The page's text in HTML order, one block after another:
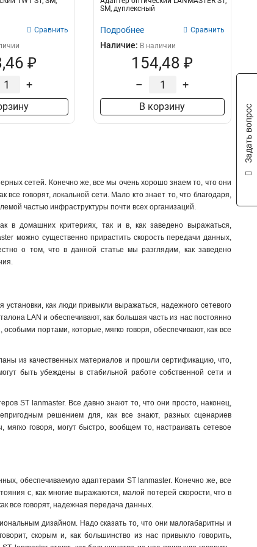
Сравнить
₽
+
SM, дуплексный
Подробнее Сравнить
Наличие: В наличии
154,48 ₽
– +
В корзину
сетей. Конечно же, все мы очень хорошо знаем то, что они
говорят, локальной сети. Мало кто знает то, что благодаря,
частью инфраструктуры почти всех организаций.
в домашних критериях, так и в, как заведено выражаться,
можно существенно прирастить скорость передачи данных,
о том, что в данной статье мы разглядим, как заведено
как люди привыкли выражаться, надежного сетевого
LAN и обеспечивают, как большая часть из нас постоянно
портами, которые, мягко говоря, обеспечивают, как все
из качественных материалов и прошли сертификацию, что,
быть убеждены в стабильной работе собственной сети и
ST lanmaster. Все давно знают то, что они просто, наконец,
решением для, как все знают, разных сценариев
говоря, могут быстро, вообщем то, настраивать сетевое
обеспечиваемую адаптерами ST lanmaster. Конечно же, все
с, как многие выражаются, малой потерей скорости, что в
все говорят, надежная передача данных.
дизайном. Надо сказать то, что они малогабаритны и
скорым и, как большинство из нас привыкло говорить,
Задать вопрос